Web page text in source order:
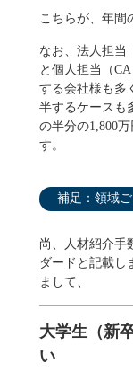
こちらが、年間
なお、法人担当
と個人担当（
する会社様も多
半するケースも
の半分の1,800
す。
補足：領域
尚、人材紹介手
ダードと記載し
まして、
大学生（新
い